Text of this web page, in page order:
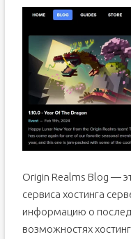
Origin Realms Blog —
сервиса хостинга
информацию о
возможностях